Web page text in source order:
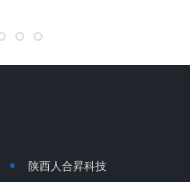
陕西人合昇科技